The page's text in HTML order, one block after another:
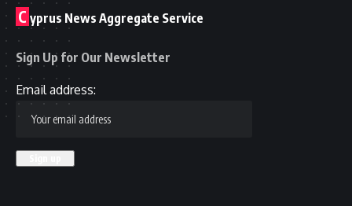
C yprus News Aggregate Service
Sign Up for Our Newsletter
Email address: